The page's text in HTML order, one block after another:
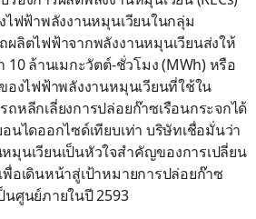
ไฟฟ้าพลังงานหมุนเวียนในกลุ่ม
ผลิตไฟฟ้าจากพลังงานหมุนเวียนส่งให้
10 ล้านเมกะวัตต์-ชั่วโมง (MWh) หรือ
องไฟฟ้าพลังงานหมุนเวียนที่ใช้ใน
ถหลีกเลี่ยงการปล่อยก๊าซเรือนกระจกได้
นไดออกไซด์เทียบเท่า บริษัทเชื่อมั่นว่า
มุนเวียนเป็นหัวใจสำคัญของการเปลี่ยน
พื่อเดินหน้าสู่เป้าหมายการปล่อยก๊าซ
นศูนย์ภายในปี 2593